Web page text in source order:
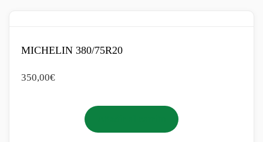
MICHELIN 380/75R20
350,00€